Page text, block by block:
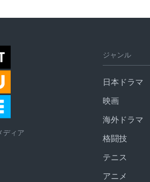
ディア
ジャンル
日本ドラマ
映画
海外ドラマ
格闘技
テニス
アニメ